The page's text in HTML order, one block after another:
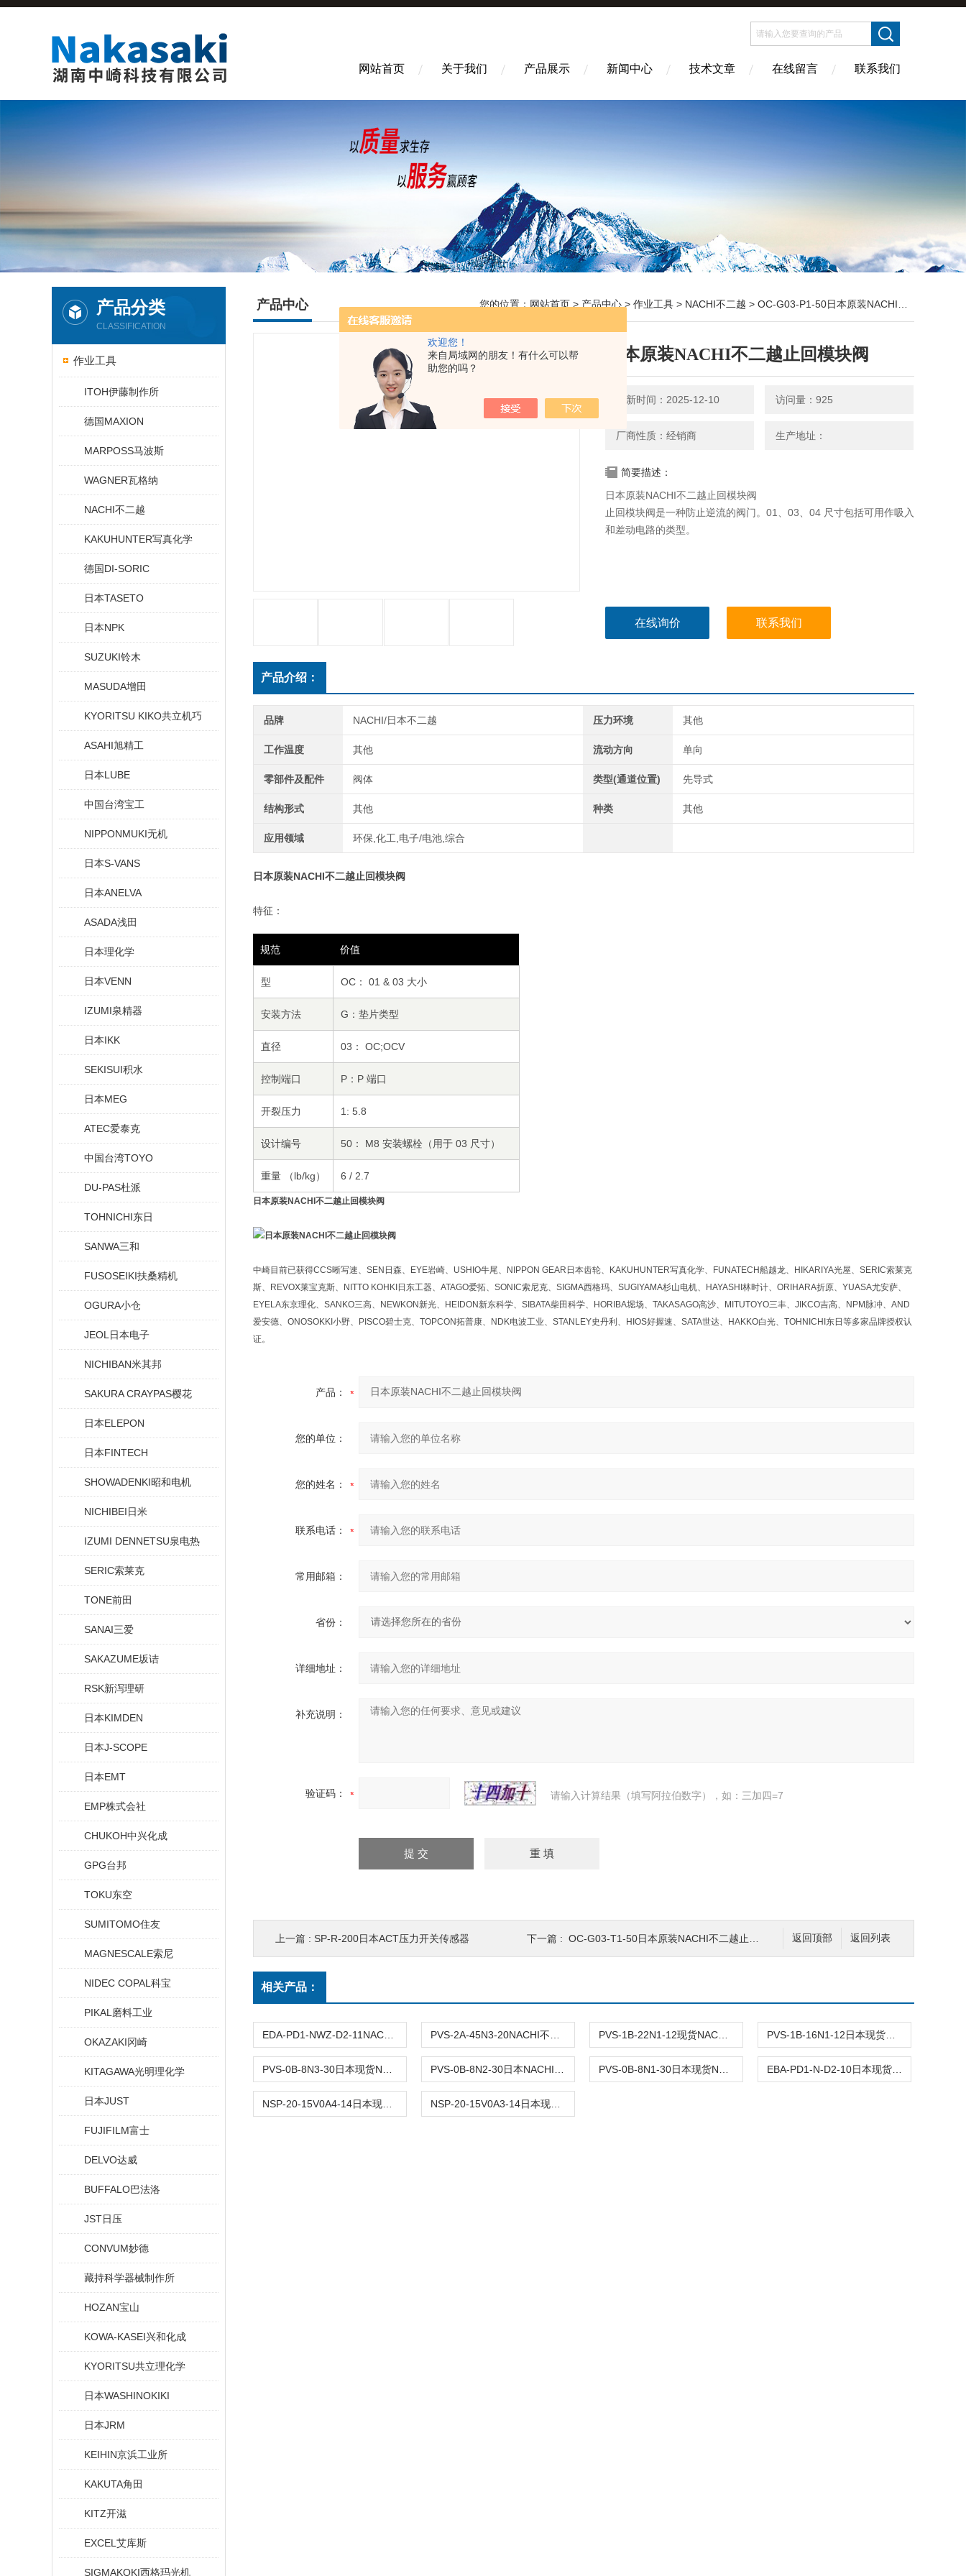
欢迎您！
来自局域网的朋友！有什么可以帮
助您的吗？
网站首页 关于我们 产品展示 新闻中心 技术文章 在线留言 联系我们
产品分类
CLASSIFICATION
作业工具
ITOH伊藤制作所
德国MAXION
MARPOSS马波斯
WAGNER瓦格纳
NACHI不二越
KAKUHUNTER写真化学
德国DI-SORIC
日本TASETO
日本NPK
SUZUKI铃木
MASUDA增田
KYORITSU KIKO共立机巧
ASAHI旭精工
日本LUBE
中国台湾宝工
NIPPONMUKI无机
日本S-VANS
日本ANELVA
ASADA浅田
日本理化学
日本VENN
IZUMI泉精器
日本IKK
SEKISUI积水
日本MEG
ATEC爱泰克
中国台湾TOYO
DU-PAS杜派
TOHNICHI东日
SANWA三和
FUSOSEIKI扶桑精机
OGURA小仓
JEOL日本电子
NICHIBAN米其邦
SAKURA CRAYPAS樱花
日本ELEPON
日本FINTECH
SHOWADENKI昭和电机
NICHIBEI日米
IZUMI DENNETSU泉电热
SERIC索莱克
TONE前田
SANAI三爱
SAKAZUME坂诘
RSK新泻理研
日本KIMDEN
日本J-SCOPE
日本EMT
EMP株式会社
CHUKOH中兴化成
GPG台邦
TOKU东空
SUMITOMO住友
MAGNESCALE索尼
NIDEC COPAL科宝
PIKAL磨料工业
OKAZAKI冈崎
KITAGAWA光明理化学
日本JUST
FUJIFILM富士
DELVO达威
BUFFALO巴法洛
JST日压
CONVUM妙德
藏持科学器械制作所
HOZAN宝山
KOWA-KASEI兴和化成
KYORITSU共立理化学
日本WASHINOKIKI
日本JRM
KEIHIN京浜工业所
KAKUTA角田
KITZ开滋
EXCEL艾库斯
SIGMAKOKI西格玛光机
产品中心 您的位置： 网站首页 > 产品中心 > 作业工具 > NACHI不二越 > OC-G03-P1-50日本原装NACHI不二越止回模块阀
日本原装NACHI不二越止回模块阀
更新时间：2025-12-10 访问量：925
厂商性质：经销商 生产地址：
简要描述：
日本原装NACHI不二越止回模块阀
止回模块阀是一种防止逆流的阀门。01、03、04 尺寸包括可用作吸入
和差动电路的类型。
在线询价 联系我们
产品介绍：
品牌 NACHI/日本不二越 压力环境 其他
工作温度 其他 流动方向 单向
零部件及配件 阀体 类型(通道位置) 先导式
结构形式 其他 种类 其他
应用领域 环保,化工,电子/电池,综合
日本原装NACHI不二越止回模块阀
特征：
规范 价值
型 OC： 01 & 03 大小
安装方法 G：垫片类型
直径 03： OC;OCV
控制端口 P：P 端口
开裂压力 1: 5.8
设计编号 50： M8 安装螺栓（用于 03 尺寸）
重量 （lb/kg） 6 / 2.7
日本原装NACHI不二越止回模块阀
中崎目前已获得CCS晰写速、SEN日森、EYE岩崎、USHIO牛尾、NIPPON GEAR日本齿轮、KAKUHUNTER写真化学、FUNATECH船越龙、HIKARIYA光屋、SERIC索莱克
斯、REVOX莱宝克斯、NITTO KOHKI日东工器、ATAGO爱拓、SONIC索尼克、SIGMA西格玛、SUGIYAMA杉山电机、HAYASHI林时计、ORIHARA折原、YUASA尤安萨、
EYELA东京理化、SANKO三高、NEWKON新光、HEIDON新东科学、SIBATA柴田科学、HORIBA堀场、TAKASAGO高沙、MITUTOYO三丰、JIKCO吉高、NPM脉冲、AND
爱安德、ONOSOKKI小野、PISCO碧士克、TOPCON拓普康、NDK电波工业、STANLEY史丹利、HIOS好握速、SATA世达、HAKKO白光、TOHNICHI东日等多家品牌授权认
证。
产品：
您的单位：
您的姓名：
联系电话：
常用邮箱：
省份：
详细地址：
补充说明：
验证码： 请输入计算结果（填写阿拉伯数字），如：三加四=7
返回列表
返回顶部
上一篇 : SP-R-200日本ACT压力开关传感器 下一篇 : OC-G03-T1-50日本原装NACHI不二越止回阀
相关产品：